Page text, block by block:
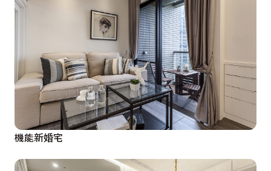
機能新婚宅